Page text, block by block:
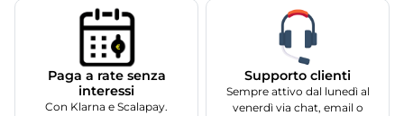
Paga a rate senza
interessi
Con Klarna e Scalapay.
Supporto clienti
Sempre attivo dal lunedì al
venerdì via chat, email o